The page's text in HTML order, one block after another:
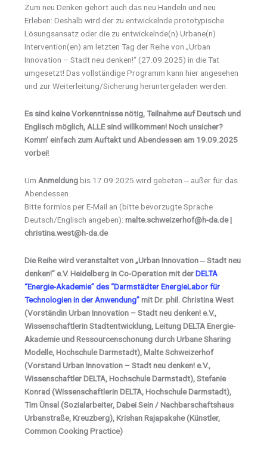
Zum neu Denken gehört auch das neu Handeln und neu
Erleben: Deshalb wird der zu entwickelnde prototypische
Lösungsansatz oder die zu entwickelnde(n) Urbane(n)
Intervention(en) am letzten Tag der Reihe von „Urban
Innovation – Stadt neu denken!“ (27.09.2025) in die Tat
umgesetzt! Das vollständige Programm kann hier angesehen
und zur Weiterleitung/Sicherung heruntergeladen werden.
Es sind keine Vorkenntnisse nötig, Teilnahme auf Deutsch und
Englisch möglich, ALLE sind willkommen! Noch unsicher?
Komm’ einfach zum Auftakt und Abendessen am 19.09.2025
vorbei!
UmAnmeldungbis 17.09.2025 wird gebeten ‒ außer für das
Abendessen.
Bitte formlos per E-Mail an (bitte bevorzugte Sprache
Deutsch/Englisch angeben):malte.schweizerhof@h-da.de |
christina.west@h-da.de
Die Reihe wird veranstaltet von „Urban Innovation ‒ Stadt neu
denken!” e.V. Heidelberg in Co-Operation mit derDELTA
“Energie-Akademie” des “Darmstädter EnergieLabor für
Technologien in der Anwendung”mit Dr. phil. Christina West
(Vorständin Urban Innovation – Stadt neu denken! e.V.,
Wissenschaftlerin Stadtentwicklung, Leitung DELTA Energie-
Akademie und Ressourcenschonung durch Urbane Sharing
Modelle, Hochschule Darmstadt), Malte Schweizerhof
(Vorstand Urban Innovation – Stadt neu denken! e.V.,
Wissenschaftler DELTA, Hochschule Darmstadt), Stefanie
Konrad (Wissenschaftlerin DELTA, Hochschule Darmstadt),
Tim Ünsal (Sozialarbeiter, Dabei Sein / Nachbarschaftshaus
Urbanstraße, Kreuzberg), Krishan Rajapakshe (Künstler,
Common Cooking Practice)